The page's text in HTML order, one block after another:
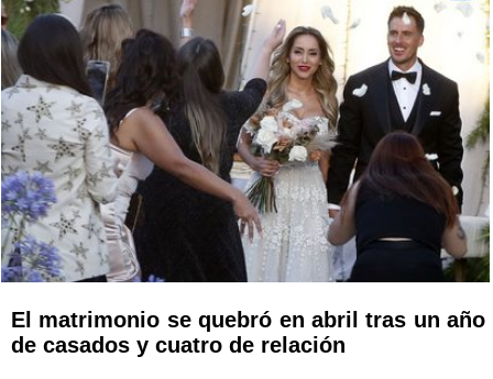
El matrimonio se quebró en abril tras un año
de casados y cuatro de relación